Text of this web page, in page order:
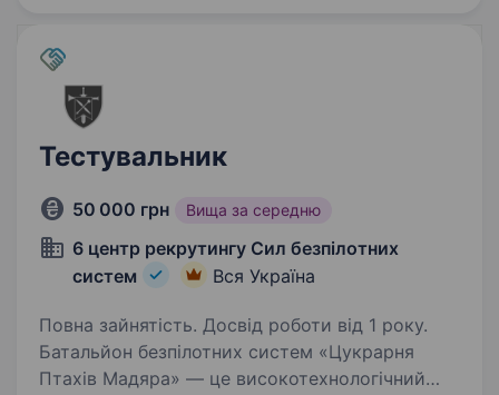
Тестувальник
50 000 грн Вища за середню
6 центр рекрутингу Сил безпілотних
систем
Вся Україна
Повна зайнятість. Досвід роботи від 1 року.
Батальйон безпілотних систем «Цукрарня
Птахів Мадяра» — це високотехнологічний